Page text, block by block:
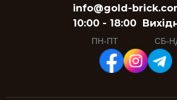
info@gold-
10:00 - 18:00
ПН-ПТ СБ-